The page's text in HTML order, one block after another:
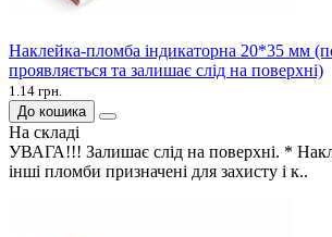
Наклейка-пломба індикаторна 20*35 мм
проявляється та залишає слід на поверхні)
1.14 грн.
До кошика
На складі
УВАГА!!! Залишає слід на поверхні. *
інші пломби призначені для захисту і к..